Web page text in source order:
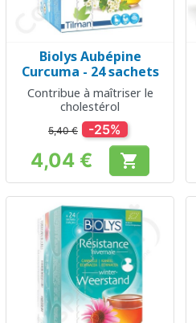
Biolys Aubépine
Curcuma - 24 sachets
Contribue à maîtriser le
cholestérol
5,40 € -25%
Prix
4,04 € 